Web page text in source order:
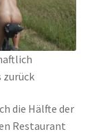
zurück
die Hälfte der
Restaurant